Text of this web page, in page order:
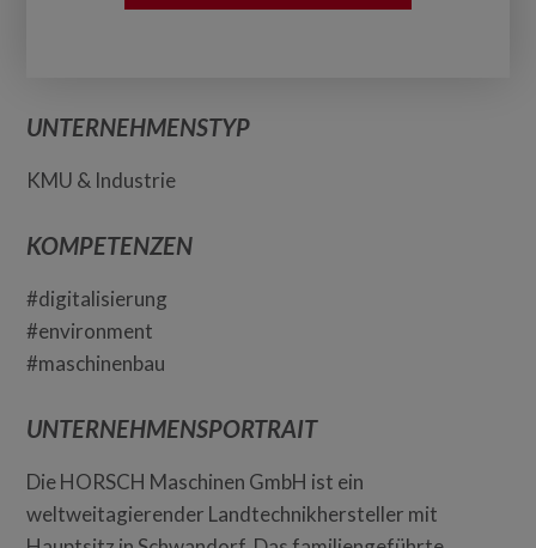
UNTERNEHMENSTYP
KMU & Industrie
KOMPETENZEN
#digitalisierung
#environment
#maschinenbau
UNTERNEHMENSPORTRAIT
Die HORSCH Maschinen GmbH ist ein
weltweitagierender Landtechnikhersteller mit